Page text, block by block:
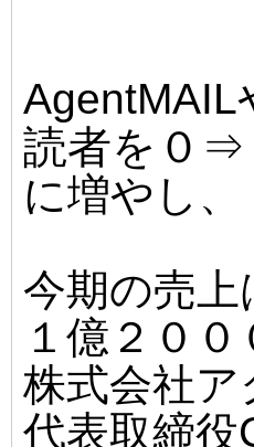
AgentMAIL
読者を０⇒
に増やし、
今期の売上
１億２００
株式会社
代表取締役